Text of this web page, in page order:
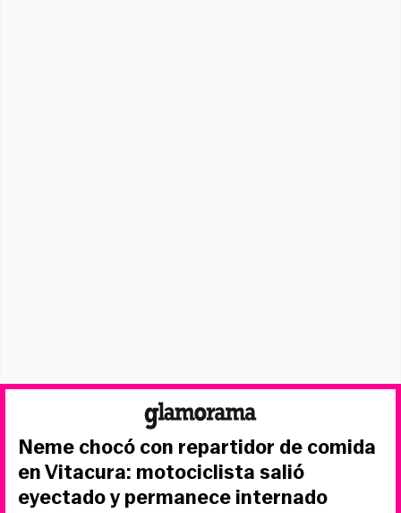
Neme chocó con repartidor de comida
en Vitacura: motociclista salió
eyectado y permanece internado